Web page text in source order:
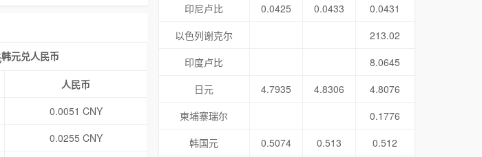
韩元兑人民币
人民币
0.0051 CNY
0.0255 CNY
印尼卢比
0.0425 0.0433
0.0431
以色列谢克尔
213.02
印度卢比
8.0645
日元
4.7935 4.8306
4.8076
柬埔寨瑞尔
0.1776
韩国元
0.5074 0.513
0.512